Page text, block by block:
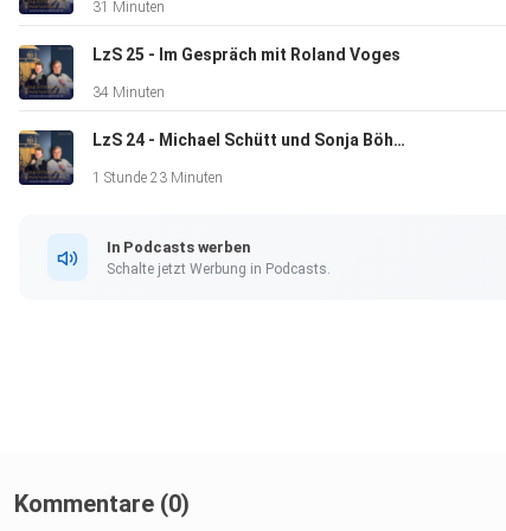
31 Minuten
LzS 25 - Im Gespräch mit Roland Voges
34 Minuten
LzS 24 - Michael Schütt und Sonja Böhm im Gespräch
1 Stunde 23 Minuten
In Podcasts werben
Schalte jetzt Werbung in Podcasts.
Kommentare (0)